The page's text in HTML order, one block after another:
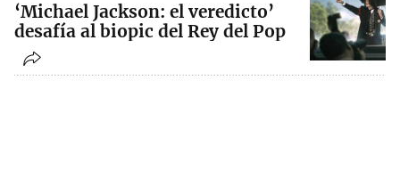
‘Michael Jackson: el veredicto’
desafía al biopic del Rey del Pop